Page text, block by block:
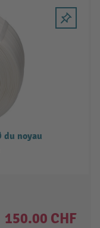
du noyau
150.00 CHF